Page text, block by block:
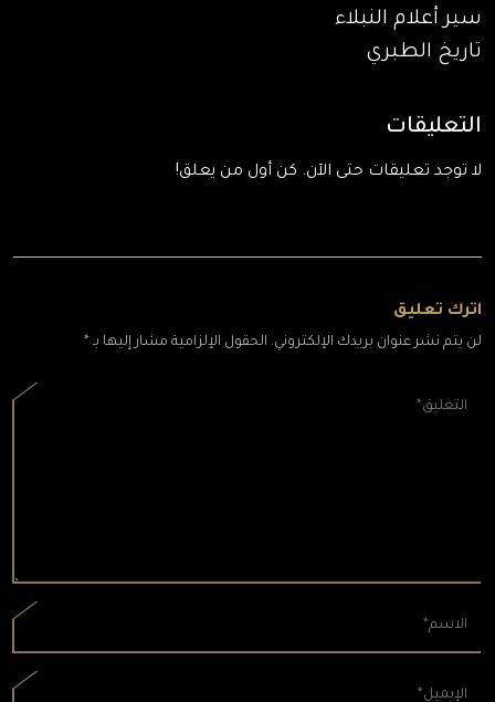
سير أعلام النبلاء
تاريخ الطبري
التعليقات
لا توجد تعليقات حتى الآن. كن أول من يعلق!
اترك تعليق
لن يتم نشر عنوان بريدك الإلكتروني. الحقول الإلزامية مشار إليها بـ *